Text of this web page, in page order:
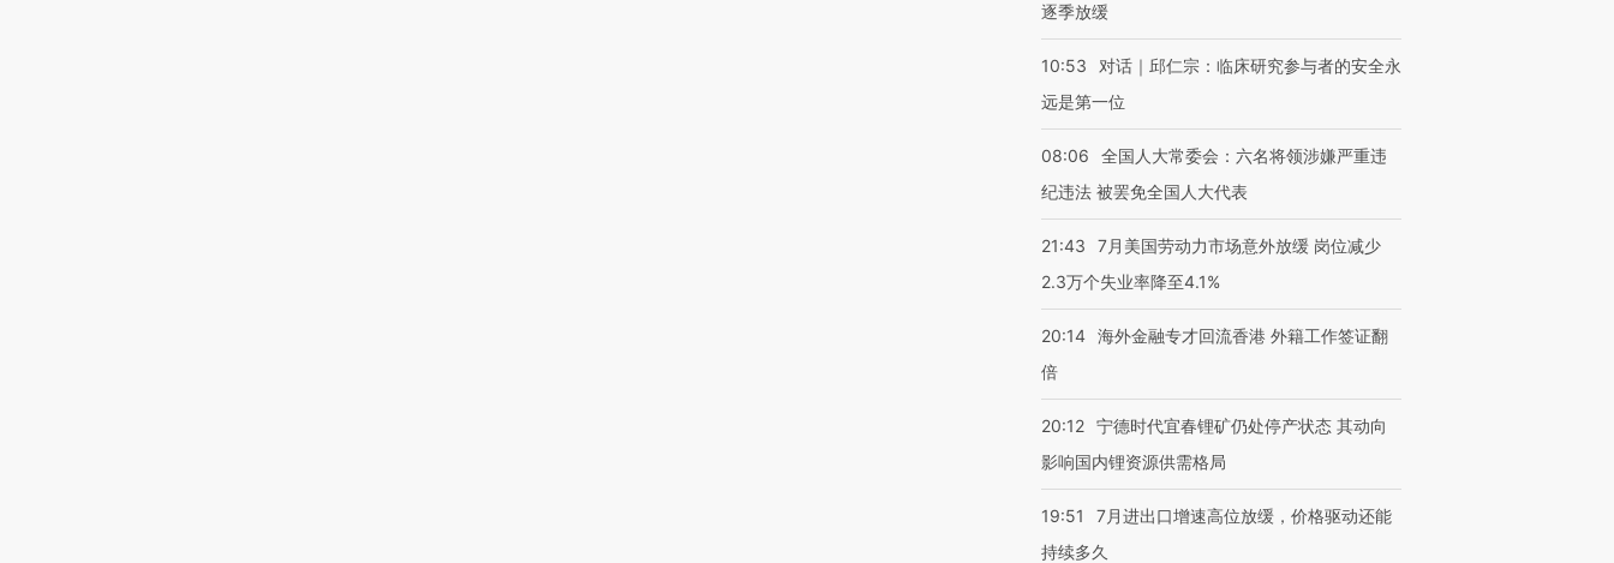
逐季放缓
10:53
对话｜邱仁宗：临床研究参与者的安全永
远是第一位
08:06
全国人大常委会：六名将领涉嫌严重违
纪违法 被罢免全国人大代表
21:43
7月美国劳动力市场意外放缓 岗位减少
2.3万个失业率降至4.1%
20:14 海外金融专才回流香港 外籍工作签证翻
倍
20:12 宁德时代宜春锂矿仍处停产状态 其动向
影响国内锂资源供需格局
19:51
7月进出口增速高位放缓，价格驱动还能
持续多久